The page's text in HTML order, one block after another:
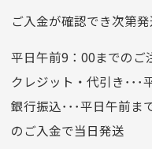
預金種目
普通
口座番号
口座名義
株式
クレジットカード
ご入金が確認でき次第発
平日午前9：00までのご
クレジット・代引き･･･
銀行振込･･･平日午前ま
のご入金で当日発送